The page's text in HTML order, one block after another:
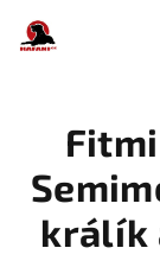
obsah
králík